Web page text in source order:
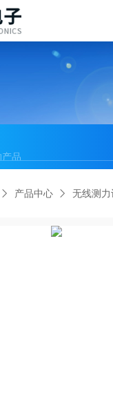
产品中心 无线测力